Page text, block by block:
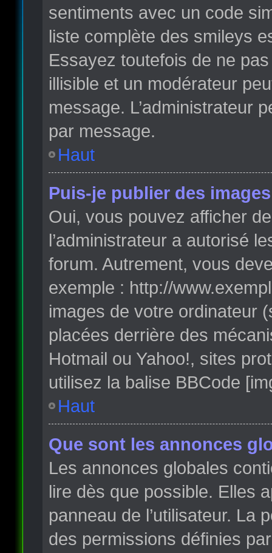
sentiments avec un code
liste complète des smileys
Essayez toutefois de ne
illisible et un modérateur
message. L’administrateur
par message.
Haut
Puis-je publier des
Oui, vous pouvez afficher
l’administrateur a autorisé
forum. Autrement, vous
exemple : http://
images de votre ordinateur
placées derrière des
Hotmail ou Yahoo!, sites
utilisez la balise BBCode
Haut
Que sont les annonces
Les annonces globales
lire dès que possible. Elles
panneau de l’utilisateur. La
des permissions définies